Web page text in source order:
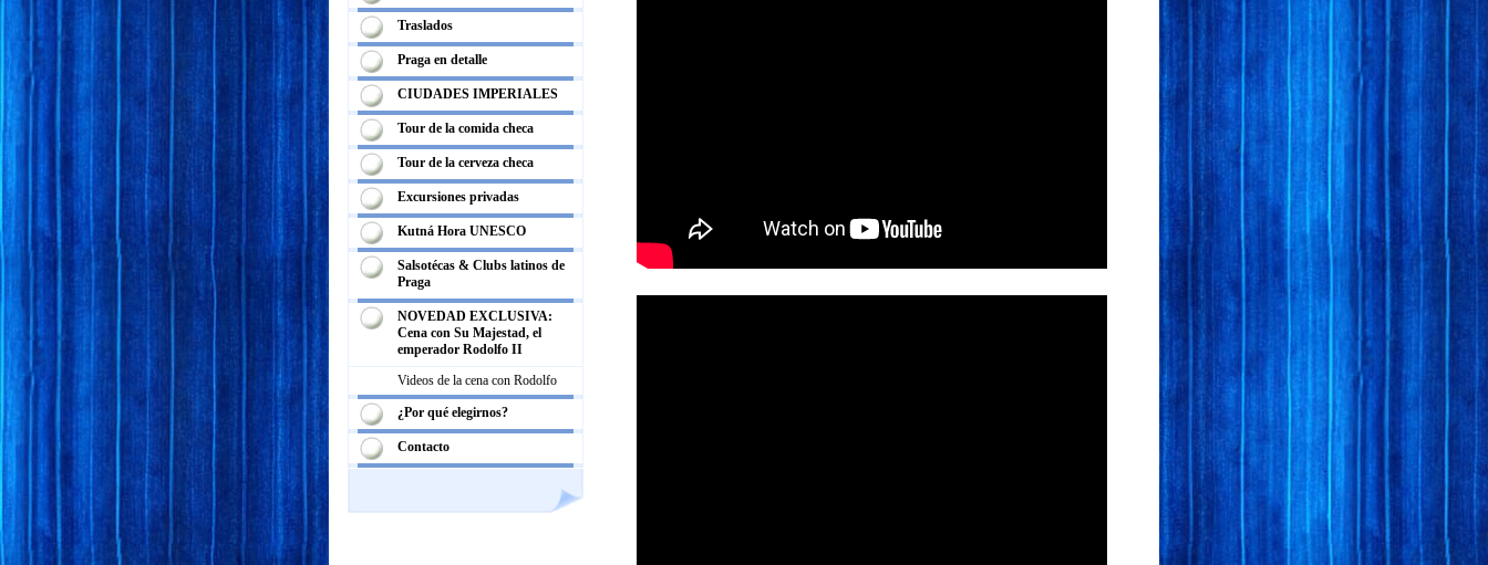
Traslados
Praga en detalle
CIUDADES IMPERIALES
Tour de la comida checa
Tour de la cerveza checa
Excursiones privadas
Kutná Hora UNESCO
Salsotécas & Clubs latinos de
Praga
NOVEDAD EXCLUSIVA:
Cena con Su Majestad, el
emperador Rodolfo II
Videos de la cena con Rodolfo
¿Por qué elegirnos?
Contacto